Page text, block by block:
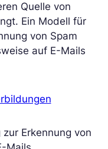
Quelle von
Ein Modell für
von Spam
auf E-Mails
Erkennung von